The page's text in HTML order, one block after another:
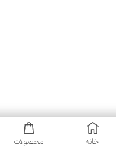
خانه محصولات